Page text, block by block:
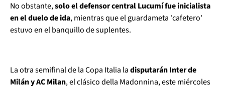
No obstante,solo el defensor central Lucumí fue inicialista
en el duelo de ida, mientras que el guardameta 'cafetero'
estuvo en el banquillo de suplentes.
La otra semifinal de la Copa Italia ladisputarán Inter de
Milán y AC Milan, el clásico della Madonnina, este miércoles